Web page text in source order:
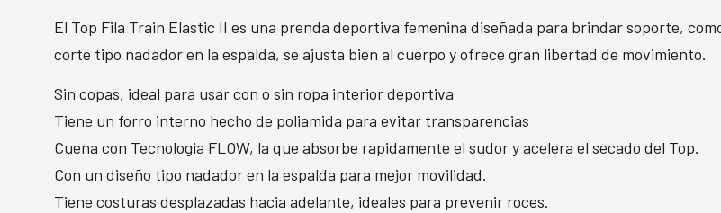
El Top Fila Train Elastic II es una prenda deportiva femenina diseñada para brindar soporte,
corte tipo nadador en la espalda, se ajusta bien al cuerpo y ofrece gran libertad de movimiento.
Sin copas, ideal para usar con o sin ropa interior deportiva
Tiene un forro interno hecho de poliamida para evitar transparencias
Cuena con Tecnologia FLOW, la que absorbe rapidamente el sudor y acelera el secado del Top.
Con un diseño tipo nadador en la espalda para mejor movilidad.
Tiene costuras desplazadas hacia adelante, ideales para prevenir roces.